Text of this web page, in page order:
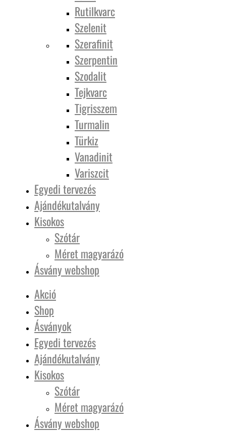
Rutilkvarc
Szelenit
Szerafinit
Szerpentin
Szodalit
Tejkvarc
Tigrisszem
Turmalin
Türkiz
Vanadinit
Variszcit
Egyedi tervezés
Ajándékutalvány
Kisokos
Szótár
Méret magyarázó
Ásvány webshop
Akció
Shop
Ásványok
Egyedi tervezés
Ajándékutalvány
Kisokos
Szótár
Méret magyarázó
Ásvány webshop